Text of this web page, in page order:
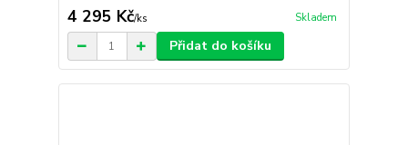
4 295 Kč/ks Skladem
Přidat do košíku